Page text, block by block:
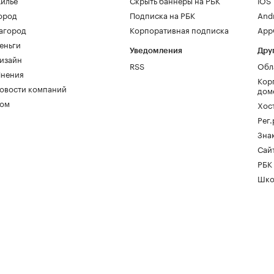
компаний
Подписка на РБК
Корпоративная подписка
Уведомления
RSS